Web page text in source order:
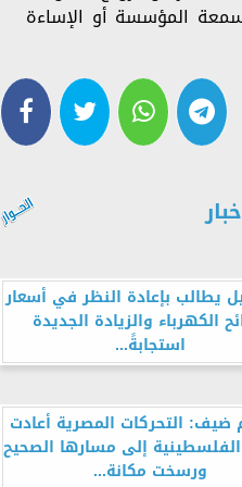
المؤسسة أو الإساءة
يطالب بإعادة النظر في أسعار
الكهرباء والزيادة الجديدة
استجابةً...
ضيف: التحركات المصرية أعادت
إلى مسارها الصحيح
ورسخت مكانة...